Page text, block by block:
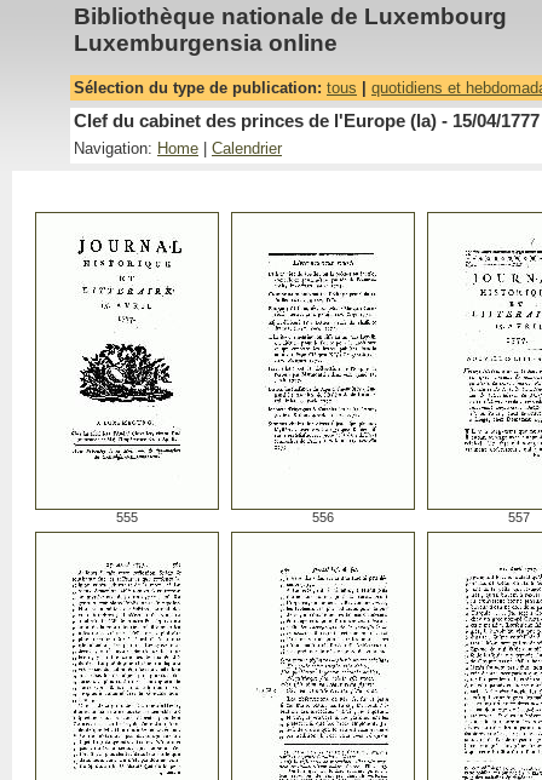
Bibliothèque nationale de Luxembourg
Luxemburgensia online
Sélection du type de publication: tous quotidiens et
Clef du cabinet des princes de l'Europe (la) - 15/04/1777
Navigation: Home Calendrier
555 556 557